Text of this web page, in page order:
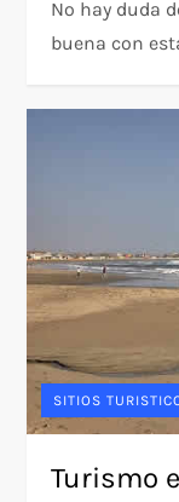
No hay duda
buena con
SITIOS
Turismo